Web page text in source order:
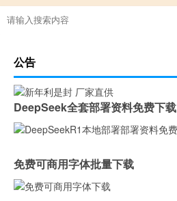
公告
DeepSeek全套部署资料免费下载
免费可商用字体批量下载